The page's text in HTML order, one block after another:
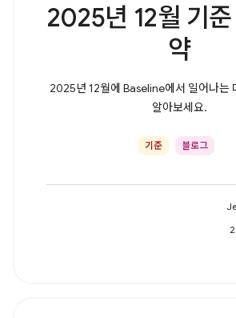
2025년 12월 기
약
2025년 12월에 Baseline에서 일어나는
알아보세요.
기준 블로그